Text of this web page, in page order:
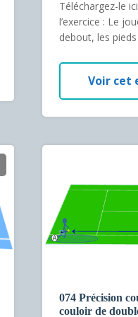
Téléchargez-le
l’exercice : Le
debout, les
Voir cet
074 Précision
couloir de